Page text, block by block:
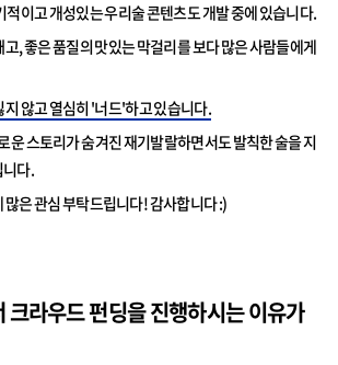
적이고 개성있는 우리술 콘텐츠도 개발 중에 있습니다.
, 좋은 품질의 맛있는 막걸리를 보다 많은 사람들에게
지 않고 열심히 '너드'하고 있습니다.
운 스토리가 숨겨진 재기발랄하면서도 발칙한 술을 지
다.
은 관심 부탁드립니다! 감사합니다 :)
크라우드 펀딩을 진행하시는 이유가